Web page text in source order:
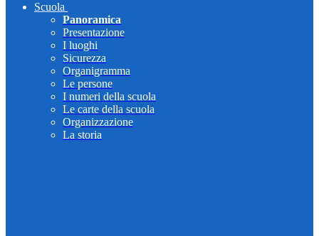
Scuola
Panoramica
Presentazione
I luoghi
Sicurezza
Organigramma
Le persone
I numeri della scuola
Le carte della scuola
Organizzazione
La storia